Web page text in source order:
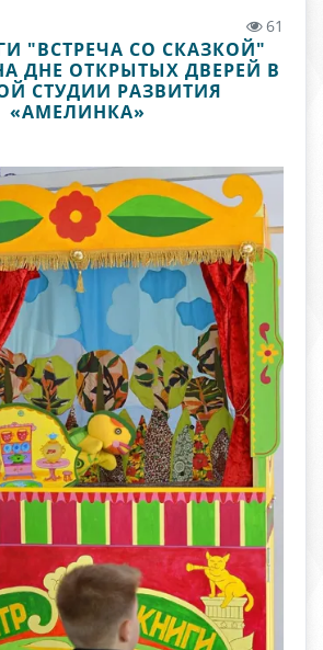
61
"ВСТРЕЧА СО СКАЗКОЙ"
ДНЕ ОТКРЫТЫХ ДВЕРЕЙ В
СТУДИИ РАЗВИТИЯ
«АМЕЛИНКА»